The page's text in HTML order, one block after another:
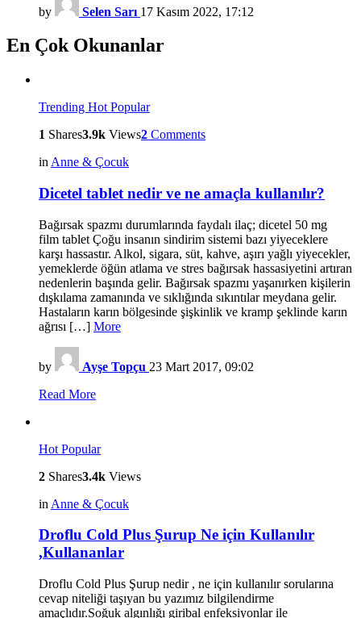
by Selen Sarı 17 Kasım 2022, 17:12
En Çok Okunanlar
Trending Hot Popular
1 Shares3.9k Views2 Comments
in Anne & Çocuk
Dicetel tablet nedir ve ne amaçla kullanılır?
Bağırsak spazmı durumlarında faydalı ilaç; dicetel 50 mg
film tablet Çoğu insanın sindirim sistemi bazı yiyeceklere
karşı hassastır. Alkol, sigara, süt, kahve, aşırı yağlı yiyecekler,
yemeklerde öğün atlama ve stres bağırsak hassasiyetini artıran
nedenlerin başında gelir. Bağırsak spazmı yaşanırken kişilerin
dışkılama zamanında ve sıklığında sıkıntılar meydana gelir.
Hastaların karın bölgesinde şişkinlik ve kramp şeklinde karın
ağrısı […] More
by Ayşe Topçu 23 Mart 2017, 09:02
Read More
Hot Popular
2 Shares3.4k Views
in Anne & Çocuk
Droflu Cold Plus Şurup Ne için Kullanılır
,Kullananlar
Droflu Cold Plus Şurup nedir , ne için kullanılır sorularına
cevap niteliği taşıyan bu yazımız bilgilendirme
amaçlıdır.Soğuk algınlığı giribal enfeksiyonlar ile